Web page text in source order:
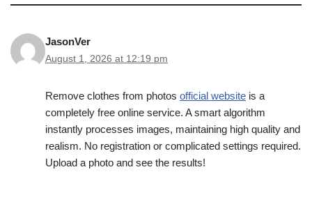
JasonVer
August 1, 2026 at 12:19 pm
Remove clothes from photos official website is a
completely free online service. A smart algorithm
instantly processes images, maintaining high quality and
realism. No registration or complicated settings required.
Upload a photo and see the results!